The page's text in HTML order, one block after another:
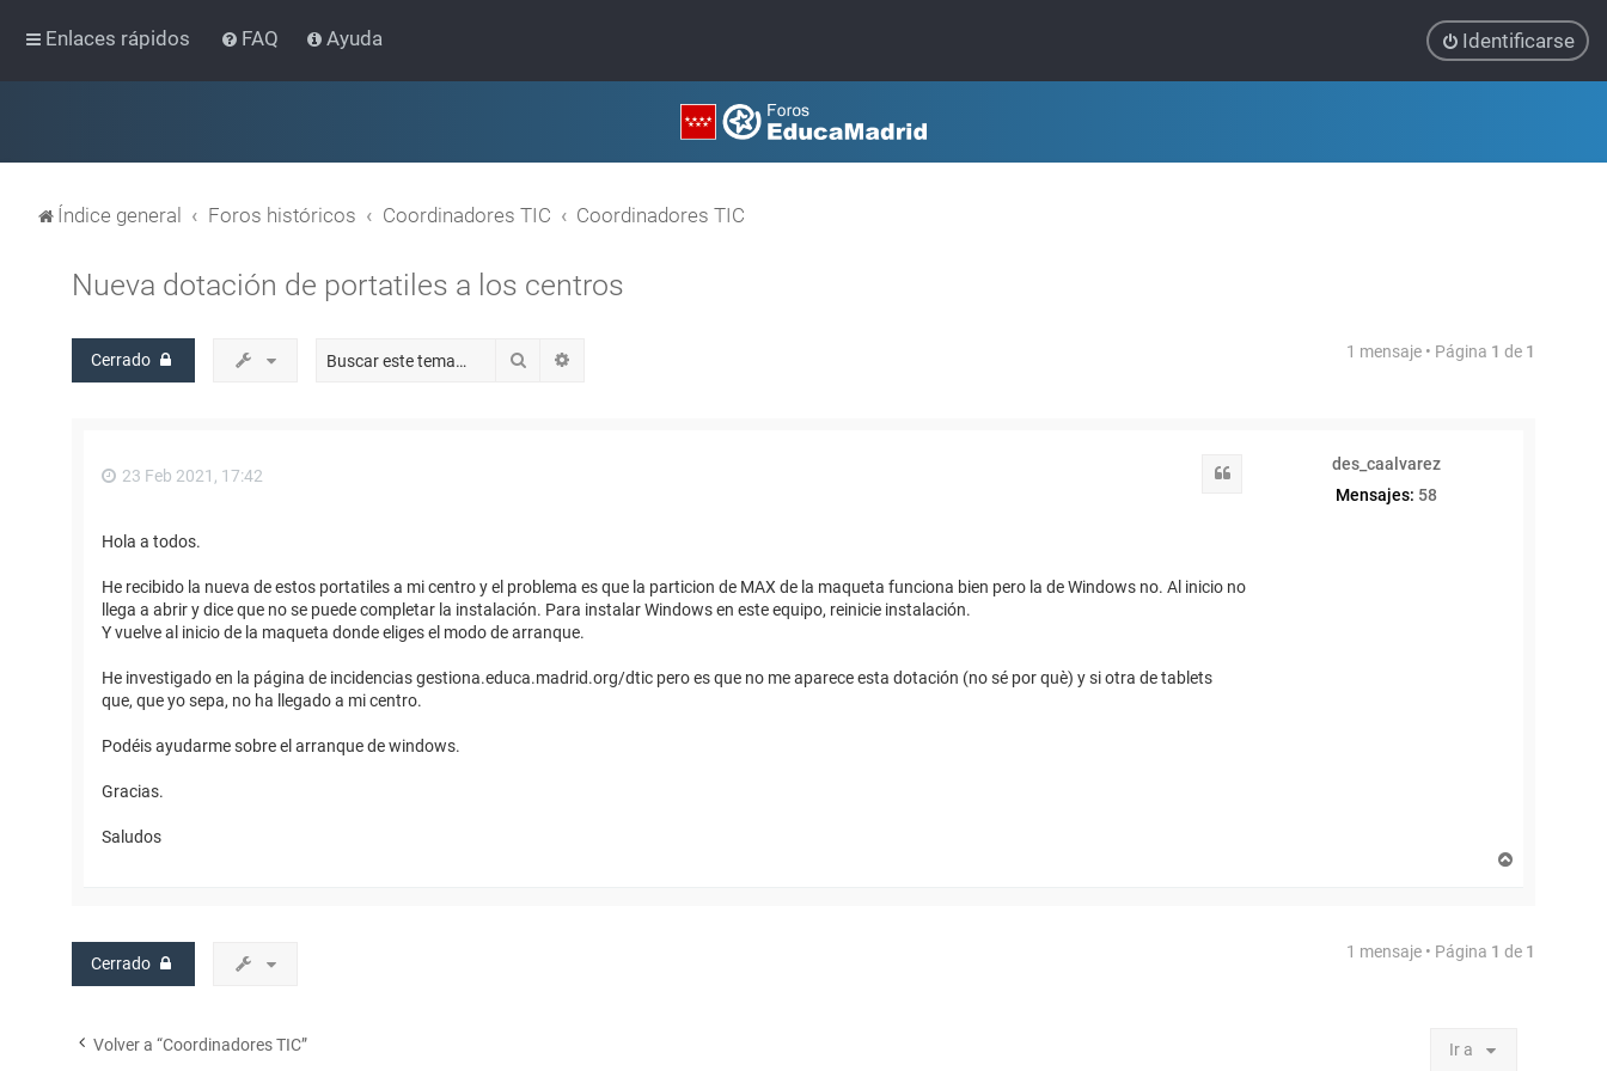
Enlaces rápidos FAQ Ayuda Identificarse
Índice general Foros históricos Coordinadores TIC Coordinadores TIC
Nueva dotación de portatiles a los centros
Cerrado Buscar 1 mensaje • Página 1 de 1
des_caalvarez
Mensajes: 58
23 Feb 2021, 17:42
Hola a todos.
He recibido la nueva de estos portatiles a mi centro y el problema es que la particion de MAX de la maqueta funciona bien pero la de Windows no. Al inicio no
llega a abrir y dice que no se puede completar la instalación. Para instalar Windows en este equipo, reinicie instalación.
Y vuelve al inicio de la maqueta donde eliges el modo de arranque.
He investigado en la página de incidencias gestiona.educa.madrid.org/dtic pero es que no me aparece esta dotación (no sé por què) y si otra de tablets
que, que yo sepa, no ha llegado a mi centro.
Podéis ayudarme sobre el arranque de windows.
Gracias.
Saludos
a
Cerrado
1 mensaje • Página 1 de 1
Volver a “Coordinadores TIC” Ir a